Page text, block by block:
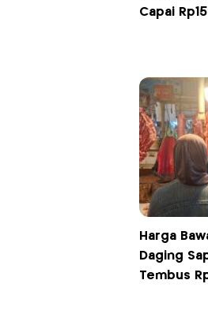
Capai
Harga
Daging
Tembus